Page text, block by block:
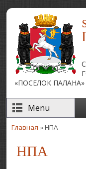
Перейти к
«ПОСЕЛОК ПАЛАНА»
Menu
Главная » НПА
НПА